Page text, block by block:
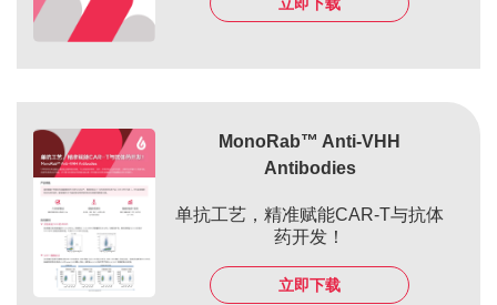
MonoRab™ Anti-VHH
Antibodies
单抗工艺，精准赋能CAR-T与抗体
药开发！
立即下载